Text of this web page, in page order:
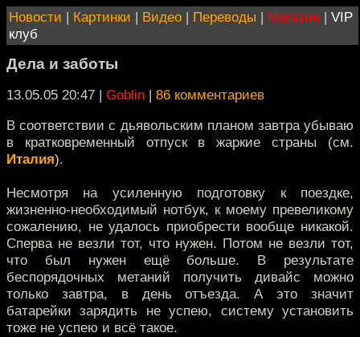
Новости | Картинки | Видео | Переводы | Магазин | VIP
клуб
Дела и заботы
13.05.05 20:47 | Goblin | 86 комментариев
В соответствии с дьявольским планом завтра убываю
в кратковременный отпуск в жаркие страны (см.
Италия).
Несмотря на усиленную подготовку к поездке,
жизненно-необходимый нотбук, к моему превеликому
сожалению, не удалось приобрести вообще никакой.
Сперва не везли тот, что нужен. Потом не везли тот,
что был нужен ещё больше. В результате
беспорядочных метаний получить дивайс можно
только завтра, в день отъезда. А это значит
батарейки зарядить не успею, систему установить
тоже не успею и всё такое.